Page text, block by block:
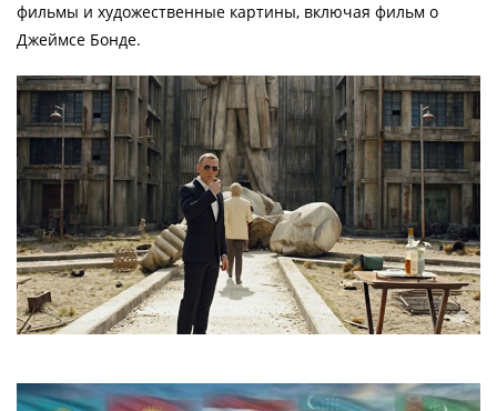
фильмы и художественные картины, включая фильм о
Джеймсе Бонде.